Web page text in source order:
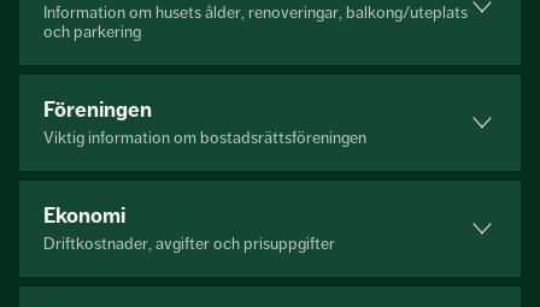
Information om husets ålder, renoveringar, balkong/uteplats
och parkering
Föreningen
Viktig information om bostadsrättsföreningen
Ekonomi
Driftkostnader, avgifter och prisuppgifter